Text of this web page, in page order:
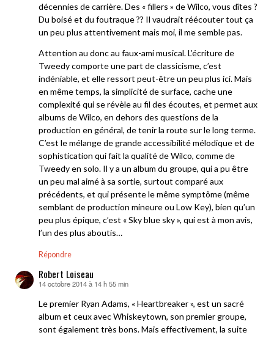
décennies de carrière. Des « fillers » de Wilco, vous dîtes ?
Du boisé et du foutraque ?? Il vaudrait réécouter tout ça
un peu plus attentivement mais moi, il me semble pas.
Attention au donc au faux-ami musical. L’écriture de
Tweedy comporte une part de classicisme, c’est
indéniable, et elle ressort peut-être un peu plus ici. Mais
en même temps, la simplicité de surface, cache une
complexité qui se révèle au fil des écoutes, et permet aux
albums de Wilco, en dehors des questions de la
production en général, de tenir la route sur le long terme.
C’est le mélange de grande accessibilité mélodique et de
sophistication qui fait la qualité de Wilco, comme de
Tweedy en solo. Il y a un album du groupe, qui a pu être
un peu mal aimé à sa sortie, surtout comparé aux
précédents, et qui présente le même symptôme (même
semblant de production mineure ou Low Key), bien qu’un
peu plus épique, c’est « Sky blue sky », qui est à mon avis,
l’un des plus aboutis…
Répondre
Robert Loiseau
dit :
14 octobre 2014 à 14 h 55 min
Le premier Ryan Adams, « Heartbreaker », est un sacré
album et ceux avec Whiskeytown, son premier groupe,
sont également très bons. Mais effectivement, la suite